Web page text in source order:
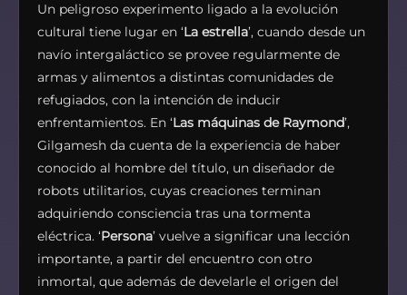
Un peligroso experimento ligado a la evolución
cultural tiene lugar en ‘La estrella’, cuando desde un
navío intergaláctico se provee regularmente de
armas y alimentos a distintas comunidades de
refugiados, con la intención de inducir
enfrentamientos. En ‘Las máquinas de Raymond’,
Gilgamesh da cuenta de la experiencia de haber
conocido al hombre del título, un diseñador de
robots utilitarios, cuyas creaciones terminan
adquiriendo consciencia tras una tormenta
eléctrica. ‘Persona’ vuelve a significar una lección
importante, a partir del encuentro con otro
inmortal, que además de develarle el origen del